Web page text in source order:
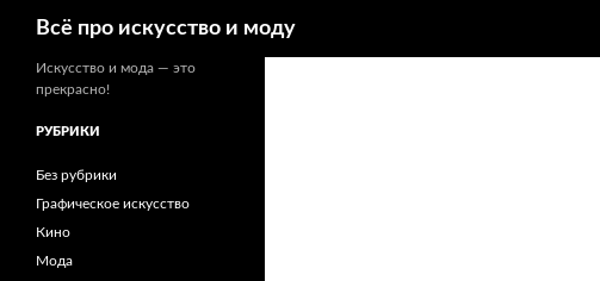
Всё про искусство и моду
Искусство и мода — это
прекрасно!
РУБРИКИ
Без рубрики
Графическое искусство
Кино
Мода